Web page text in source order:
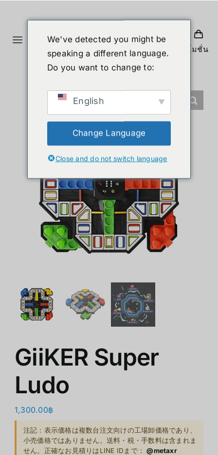
Toggle
Navigation
ヒューマノイド
ニュース
サービス
ショップ
会社概要
โปรโมชั่น
GiiKER Super
Ludo
1,300.00฿
注記：表示価格は複数台注文向けの工場卸価格であり、
小売価格ではありません。送料・税・手数料は含まれま
せん。正確なお見積りはLINE IDまで：@metaxr
We've detected you might be
speaking a different language.
Do you want to change to:
English
Change Language
Close and do not switch language